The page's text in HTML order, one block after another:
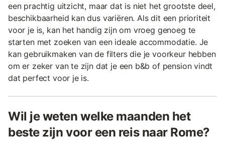
een prachtig uitzicht, maar dat is niet het grootste deel,
beschikbaarheid kan dus variëren. Als dit een prioriteit
voor je is, kan het handig zijn om vroeg genoeg te
starten met zoeken van een ideale accommodatie. Je
kan gebruikmaken van de filters die je voorkeur hebben
om er zeker van te zijn dat je een b&b of pension vindt
dat perfect voor je is.
Wil je weten welke maanden het
beste zijn voor een reis naar Rome?